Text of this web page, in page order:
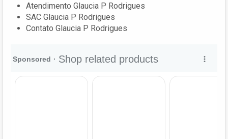
Atendimento Glaucia P Rodrigues
SAC Glaucia P Rodrigues
Contato Glaucia P Rodrigues